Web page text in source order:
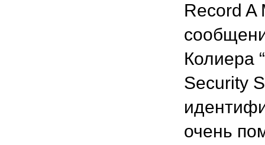
Record A
Колиера
Security
очень